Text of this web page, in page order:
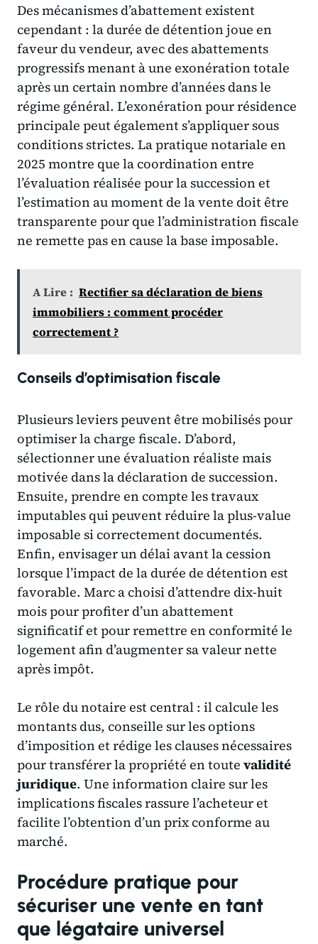
Des mécanismes d’abattement existent
cependant : la durée de détention joue en
faveur du vendeur, avec des abattements
progressifs menant à une exonération totale
après un certain nombre d’années dans le
régime général. L’exonération pour résidence
principale peut également s’appliquer sous
conditions strictes. La pratique notariale en
2025 montre que la coordination entre
l’évaluation réalisée pour la succession et
l’estimation au moment de la vente doit être
transparente pour que l’administration fiscale
ne remette pas en cause la base imposable.
A Lire : Rectifier sa déclaration de biens
immobiliers : comment procéder
correctement ?
Conseils d’optimisation fiscale
Plusieurs leviers peuvent être mobilisés pour
optimiser la charge fiscale. D’abord,
sélectionner une évaluation réaliste mais
motivée dans la déclaration de succession.
Ensuite, prendre en compte les travaux
imputables qui peuvent réduire la plus-value
imposable si correctement documentés.
Enfin, envisager un délai avant la cession
lorsque l’impact de la durée de détention est
favorable. Marc a choisi d’attendre dix-huit
mois pour profiter d’un abattement
significatif et pour remettre en conformité le
logement afin d’augmenter sa valeur nette
après impôt.
Le rôle du notaire est central : il calcule les
montants dus, conseille sur les options
d’imposition et rédige les clauses nécessaires
pour transférer la propriété en toute validité
juridique. Une information claire sur les
implications fiscales rassure l’acheteur et
facilite l’obtention d’un prix conforme au
marché.
Procédure pratique pour
sécuriser une vente en tant
que légataire universel